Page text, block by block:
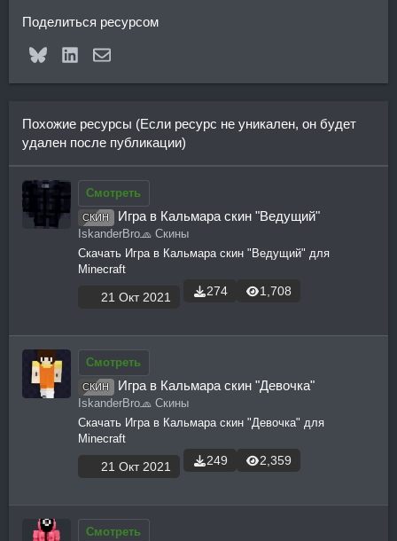
Поделиться ресурсом
BlueskyLinkedInЭлектронная почта
Похожие ресурсы (Если ресурс не уникален, он будет
удален после публикации)
Смотреть
СКИН Игра в Кальмара скин "Ведущий"
IskanderBro 🧢 Скины
Скачать Игра в Кальмара скин "Ведущий" для
Minecraft
21 Окт 2021 274 1,708
Смотреть
СКИН Игра в Кальмара скин "Девочка"
IskanderBro 🧢 Скины
Скачать Игра в Кальмара скин "Девочка" для
Minecraft
21 Окт 2021 249 2,359
Смотреть